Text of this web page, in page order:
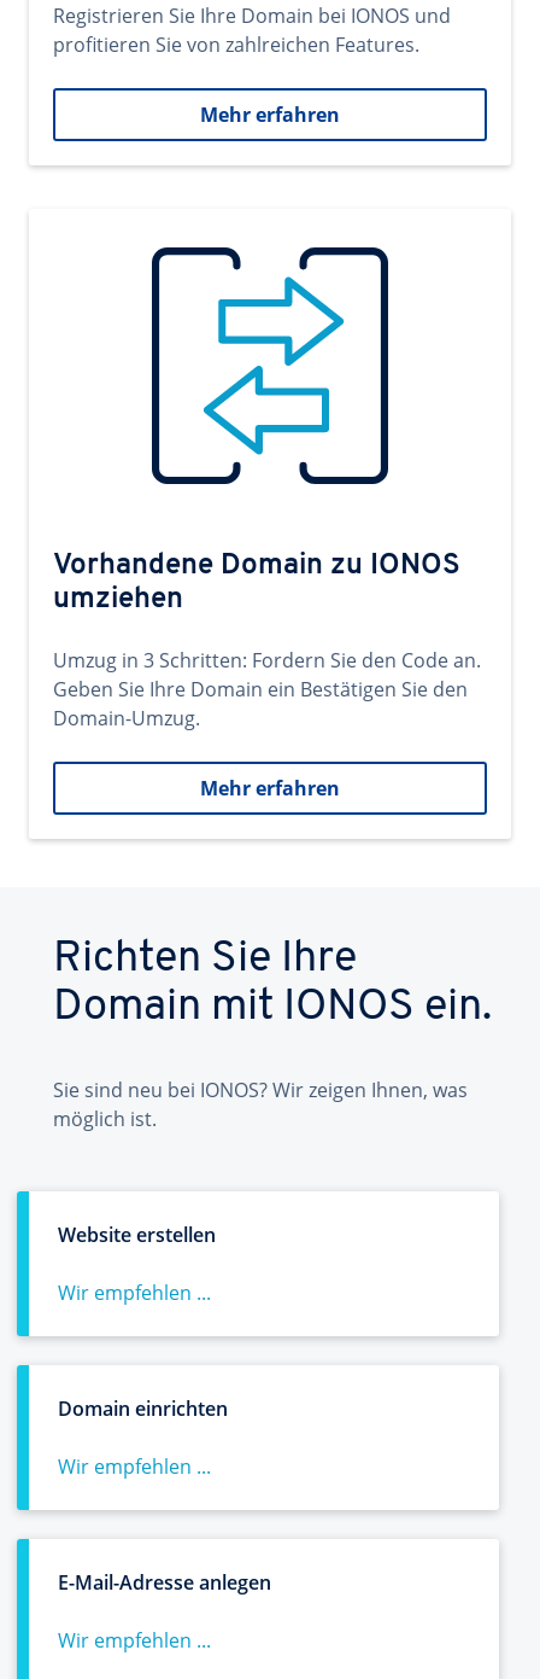
Registrieren Sie Ihre Domain bei IONOS und
profitieren Sie von zahlreichen Features.
Mehr erfahren
Vorhandene Domain zu IONOS
umziehen
Umzug in 3 Schritten: Fordern Sie den Code an.
Geben Sie Ihre Domain ein Bestätigen Sie den
Domain-Umzug.
Mehr erfahren
Richten Sie Ihre
Domain mit IONOS ein.
Sie sind neu bei IONOS? Wir zeigen Ihnen, was
möglich ist.
Website erstellen
Wir empfehlen ...
Domain einrichten
Wir empfehlen ...
E-Mail-Adresse anlegen
Wir empfehlen ...